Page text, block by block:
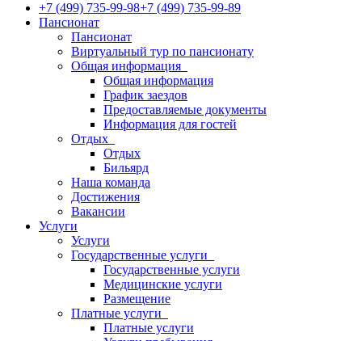
+7 (499) 735-99-98+7 (499) 735-99-89
Пансионат
Пансионат
Виртуальный тур по пансионату
Общая информация
Общая информация
График заездов
Предоставляемые документы
Информация для гостей
Отдых
Отдых
Бильярд
Наша команда
Достижения
Вакансии
Услуги
Услуги
Государственные услуги
Государственные услуги
Медицинские услуги
Размещение
Платные услуги
Платные услуги